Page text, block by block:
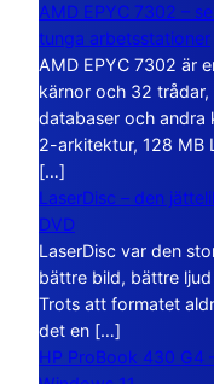
AMD EPYC 7302 –
tunga arbetsstationer
AMD EPYC 7302 är
kärnor och 32
databaser och andra
2-arkitektur, 128 MB
[…]
LaserDisc – den
DVD
LaserDisc var den
bättre bild, bättre
Trots att formatet
det en […]
HP ProBook 430 G4